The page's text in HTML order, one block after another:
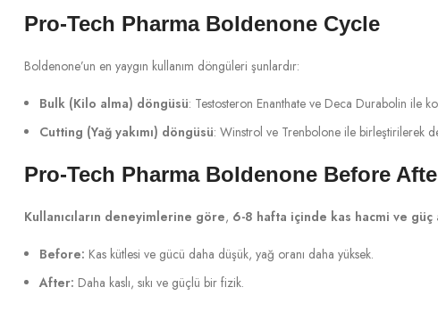
Pro-Tech Pharma Boldenone Cycle
Boldenone’un en yaygın kullanım döngüleri şunlardır:
Bulk (Kilo alma) döngüsü: Testosteron Enanthate ve Deca Durabolin ile
Cutting (Yağ yakımı) döngüsü: Winstrol ve Trenbolone ile birleştirilerek
Pro-Tech Pharma Boldenone Before
Kullanıcıların deneyimlerine göre, 6-8 hafta içinde kas hacmi ve
Before: Kas kütlesi ve gücü daha düşük, yağ oranı daha yüksek.
After: Daha kaslı, sıkı ve güçlü bir fizik.